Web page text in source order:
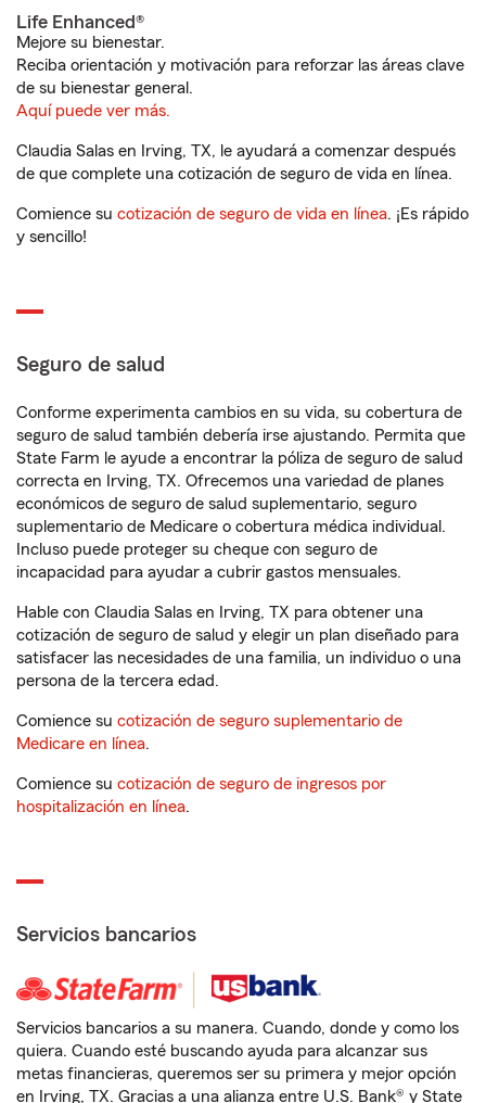
Life Enhanced®
Mejore su bienestar.
Reciba orientación y motivación para reforzar las áreas clave
de su bienestar general.
Aquí puede ver más.
Claudia Salas en Irving, TX, le ayudará a comenzar después
de que complete una cotización de seguro de vida en línea.
Comience su cotización de seguro de vida en línea. ¡Es rápido
y sencillo!
Seguro de salud
Conforme experimenta cambios en su vida, su cobertura de
seguro de salud también debería irse ajustando. Permita que
State Farm le ayude a encontrar la póliza de seguro de salud
correcta en Irving, TX. Ofrecemos una variedad de planes
económicos de seguro de salud suplementario, seguro
suplementario de Medicare o cobertura médica individual.
Incluso puede proteger su cheque con seguro de
incapacidad para ayudar a cubrir gastos mensuales.
Hable con Claudia Salas en Irving, TX para obtener una
cotización de seguro de salud y elegir un plan diseñado para
satisfacer las necesidades de una familia, un individuo o una
persona de la tercera edad.
Comience su cotización de seguro suplementario de
Medicare en línea.
Comience su cotización de seguro de ingresos por
hospitalización en línea.
Servicios bancarios
Servicios bancarios a su manera. Cuando, donde y como los
quiera. Cuando esté buscando ayuda para alcanzar sus
metas financieras, queremos ser su primera y mejor opción
en Irving, TX. Gracias a una alianza entre U.S. Bank® y State